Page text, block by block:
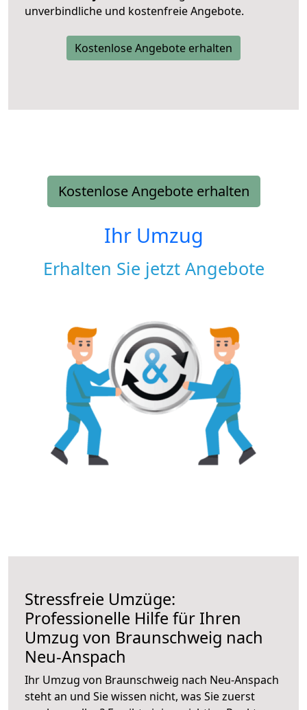
unverbindliche und kostenfreie Angebote.
Kostenlose Angebote erhalten
Kostenlose Angebote erhalten
Ihr Umzug
Erhalten Sie jetzt Angebote
Stressfreie Umzüge:
Professionelle Hilfe für Ihren
Umzug von Braunschweig nach
Neu-Anspach
Ihr Umzug von Braunschweig nach Neu-Anspach
steht an und Sie wissen nicht, was Sie zuerst